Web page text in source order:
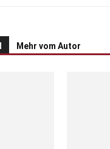
Mehr vom Autor